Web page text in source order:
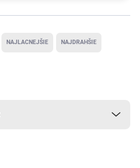
NAJLACNEJŠIE NAJDRAHŠIE